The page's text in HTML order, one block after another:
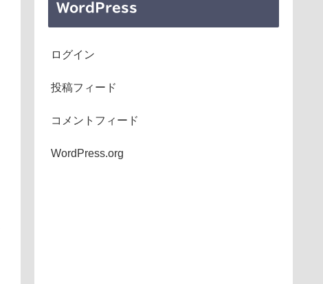
WordPress
ログイン
投稿フィード
コメントフィード
WordPress.org